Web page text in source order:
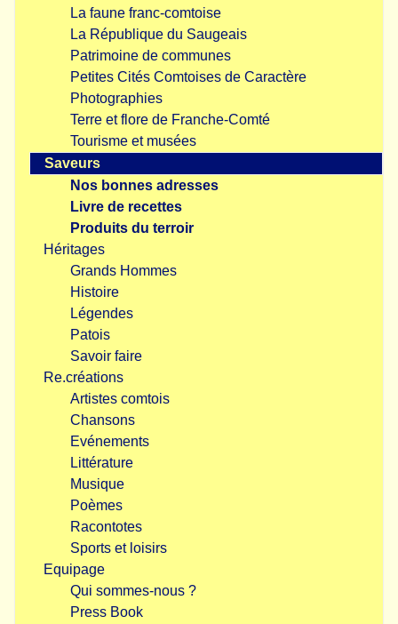
La faune franc-comtoise
La République du Saugeais
Patrimoine de communes
Petites Cités Comtoises de Caractère
Photographies
Terre et flore de Franche-Comté
Tourisme et musées
Saveurs
Nos bonnes adresses
Livre de recettes
Produits du terroir
Héritages
Grands Hommes
Histoire
Légendes
Patois
Savoir faire
Re.créations
Artistes comtois
Chansons
Evénements
Littérature
Musique
Poèmes
Racontotes
Sports et loisirs
Equipage
Qui sommes-nous ?
Press Book